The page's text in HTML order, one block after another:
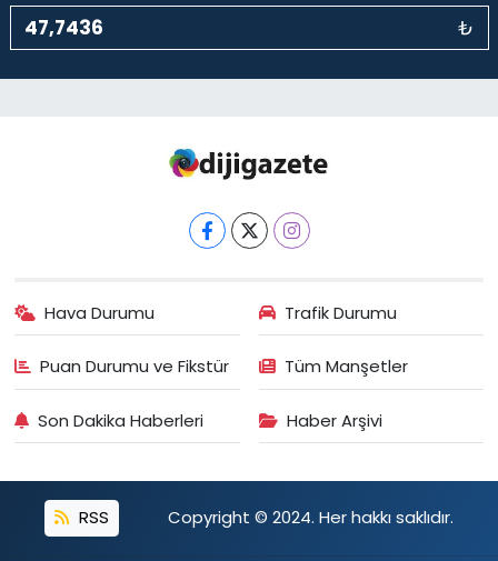
₺
Hava Durumu Trafik Durumu
Puan Durumu ve Fikstür Tüm Manşetler
Son Dakika Haberleri Haber Arşivi
RSS Copyright © 2024. Her hakkı saklıdır.